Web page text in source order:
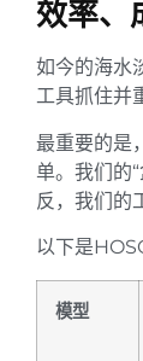
效率、
如今的海水
工具抓住并
最重要的是
单。我们的
反，我们的
以下是
模型